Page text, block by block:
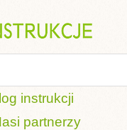
instrukcji
partnerzy